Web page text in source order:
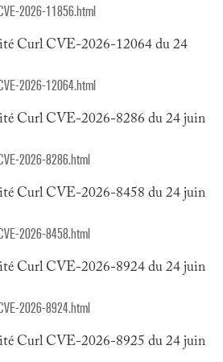
2026-11856.html
Curl CVE-2026-12064 du 24
2026-12064.html
Curl CVE-2026-8286 du 24 juin
2026-8286.html
Curl CVE-2026-8458 du 24 juin
2026-8458.html
Curl CVE-2026-8924 du 24 juin
2026-8924.html
Curl CVE-2026-8925 du 24 juin